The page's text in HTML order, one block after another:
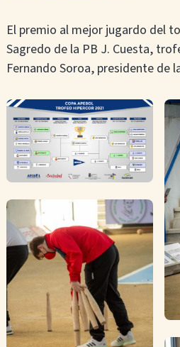
El premio al mejor jugardo del
Sagredo de la PB J. Cuesta,
Fernando Soroa, presidente de